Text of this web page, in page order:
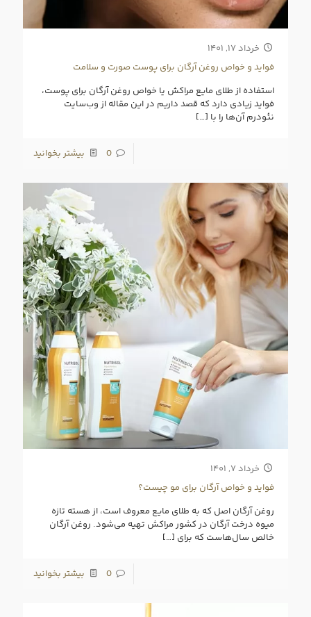
خرداد ۱۷, ۱۴۰۱
فواید و خواص روغن آرگان برای پوست صورت و سلامت
استفاده از طلای مایع مراکش یا خواص روغن آرگان برای پوست،
فواید زیادی دارد که قصد داریم در این مقاله از وب‌سایت
نئودرم آن‌ها را با […]
0 بیشتر بخوانید
خرداد ۷, ۱۴۰۱
فواید و خواص آرگان برای مو چیست؟
روغن آرگان اصل که به طلای مایع معروف است، از هسته تازه
میوه درخت آرگان در کشور مراکش تهیه می‌شود. روغن آرگان
خالص سال‌هاست که برای […]
0 بیشتر بخوانید